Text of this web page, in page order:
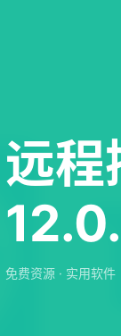
远
免费资源 · 实用软件